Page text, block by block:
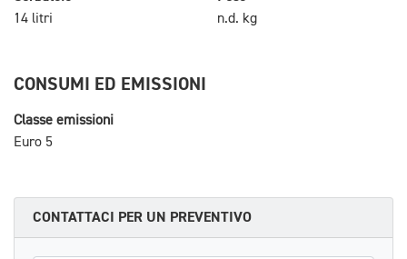
14 litri
n.d. kg
CONSUMI ED EMISSIONI
Classe emissioni
Euro 5
CONTATTACI PER UN PREVENTIVO